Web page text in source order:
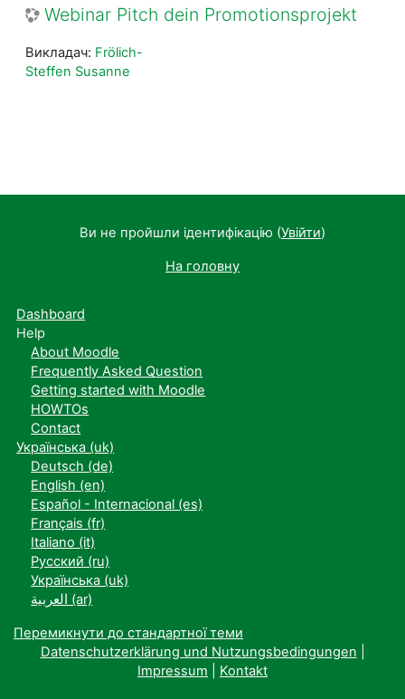
Webinar Pitch dein Promotionsprojekt
Викладач: Frölich-
Steffen Susanne
Ви не пройшли ідентифікацію (Увійти)
На головну
Dashboard
Help
About Moodle
Frequently Asked Question
Getting started with Moodle
HOWTOs
Contact
Українська ‎(uk)‎
Deutsch ‎(de)‎
English ‎(en)‎
Español - Internacional ‎(es)‎
Français ‎(fr)‎
Italiano ‎(it)‎
Русский ‎(ru)‎
Українська ‎(uk)‎
العربية ‎(ar)‎
Перемикнути до стандартної теми
Datenschutzerklärung und Nutzungsbedingungen
Impressum
Kontakt